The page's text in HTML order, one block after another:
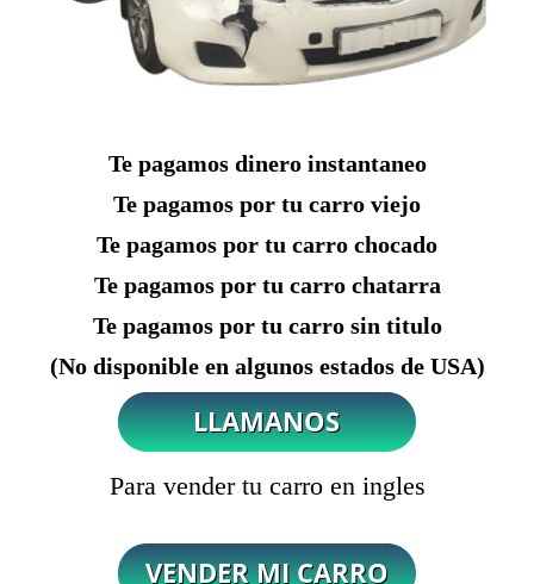
Te pagamos dinero instantaneo
Te pagamos por tu carro viejo
Te pagamos por tu carro chocado
Te pagamos por tu carro chatarra
Te pagamos por tu carro sin titulo
(No disponible en algunos estados de USA)
Para vender tu carro en ingles